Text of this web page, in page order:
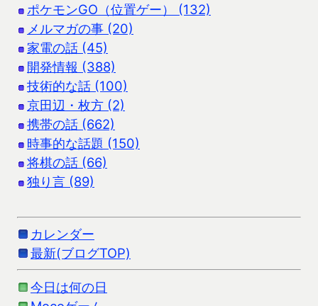
ポケモンGO（位置ゲー） (132)
メルマガの事 (20)
家電の話 (45)
開発情報 (388)
技術的な話 (100)
京田辺・枚方 (2)
携帯の話 (662)
時事的な話題 (150)
将棋の話 (66)
独り言 (89)
カレンダー
最新(ブログTOP)
今日は何の日